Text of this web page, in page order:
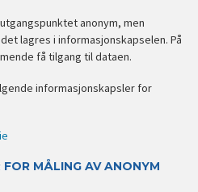
anonym, men
lagres i informasjonskapselen. På
få tilgang til dataen.
informasjonskapsler for
MÅLING AV ANONYM